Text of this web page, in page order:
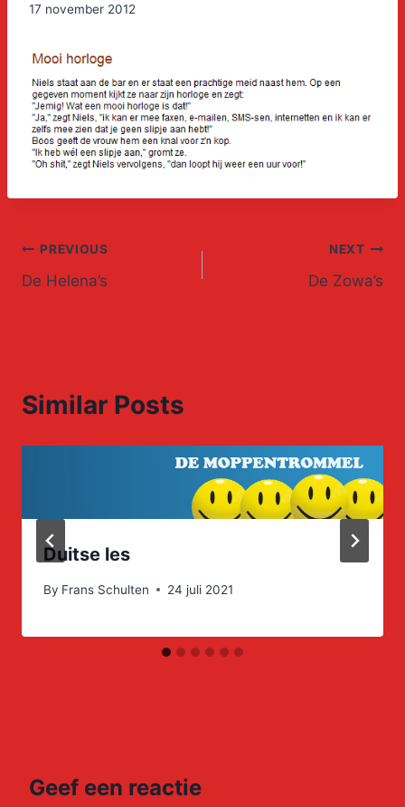
17 november 2012
Post
navigation
PREVIOUS
De Helena’s
NEXT
De Zowa’s
Similar Posts
Duitse les
By Frans Schulten 24 juli 2021
Geef een reactie